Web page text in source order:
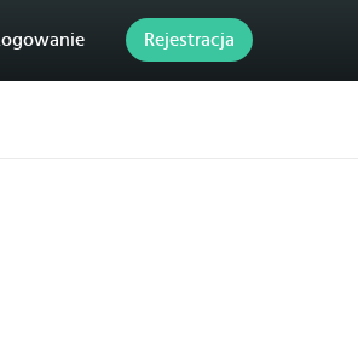
Logowanie Rejestracja